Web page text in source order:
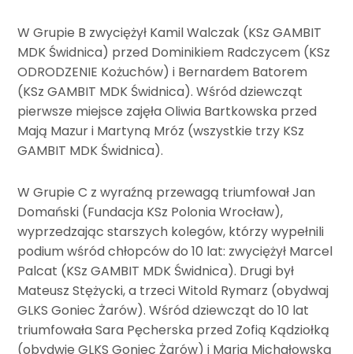
W Grupie B zwyciężył Kamil Walczak (KSz GAMBIT
MDK Świdnica) przed Dominikiem Radczycem (KSz
ODRODZENIE Kożuchów) i Bernardem Batorem
(KSz GAMBIT MDK Świdnica). Wśród dziewcząt
pierwsze miejsce zajęła Oliwia Bartkowska przed
Mają Mazur i Martyną Mróz (wszystkie trzy KSz
GAMBIT MDK Świdnica).
W Grupie C z wyraźną przewagą triumfował Jan
Domański (Fundacja KSz Polonia Wrocław),
wyprzedzając starszych kolegów, którzy wypełnili
podium wśród chłopców do 10 lat: zwyciężył Marcel
Palcat (KSz GAMBIT MDK Świdnica). Drugi był
Mateusz Stężycki, a trzeci Witold Rymarz (obydwaj
GLKS Goniec Żarów). Wśród dziewcząt do 10 lat
triumfowała Sara Pęcherska przed Zofią Kądziołką
(obydwie GLKS Goniec Żarów) i Marią Michałowską